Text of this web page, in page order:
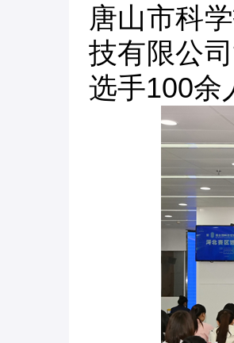
唐山市科
技有限公
选手100余